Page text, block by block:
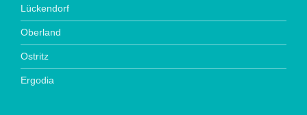
Lückendorf
Oberland
Ostritz
Ergodia